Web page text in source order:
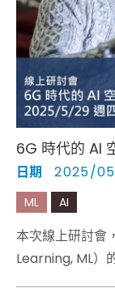
6G 時代的 AI
日期 2025/
ML AI
本次線上研討會
Learning, ML）